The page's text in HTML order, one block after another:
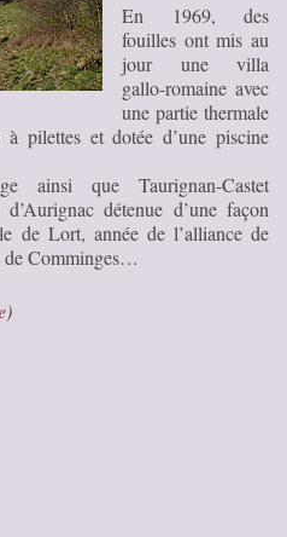
En 1969, des
fouilles ont mis au
jour une villa
gallo-romaine avec
une partie thermale
à pilettes et dotée d’une piscine
que Taurignan-Castet
détenue d’une façon
de Lort, année de l’alliance de
de Comminges…
)